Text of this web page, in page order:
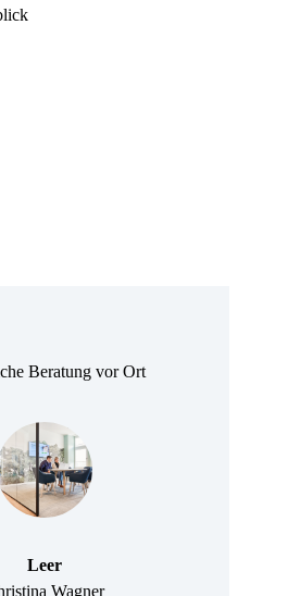
Beratung vor Ort
Leer
Wagner